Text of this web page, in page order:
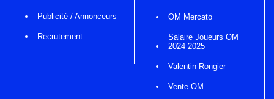
Publicité / Annonceurs
Recrutement
OM Mercato
Salaire Joueurs OM
2024 2025
Valentin Rongier
Vente OM